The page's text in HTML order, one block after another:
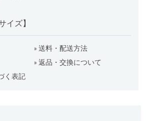
イズ】
» 送料・配送方法
» 返品・交換について
く表記